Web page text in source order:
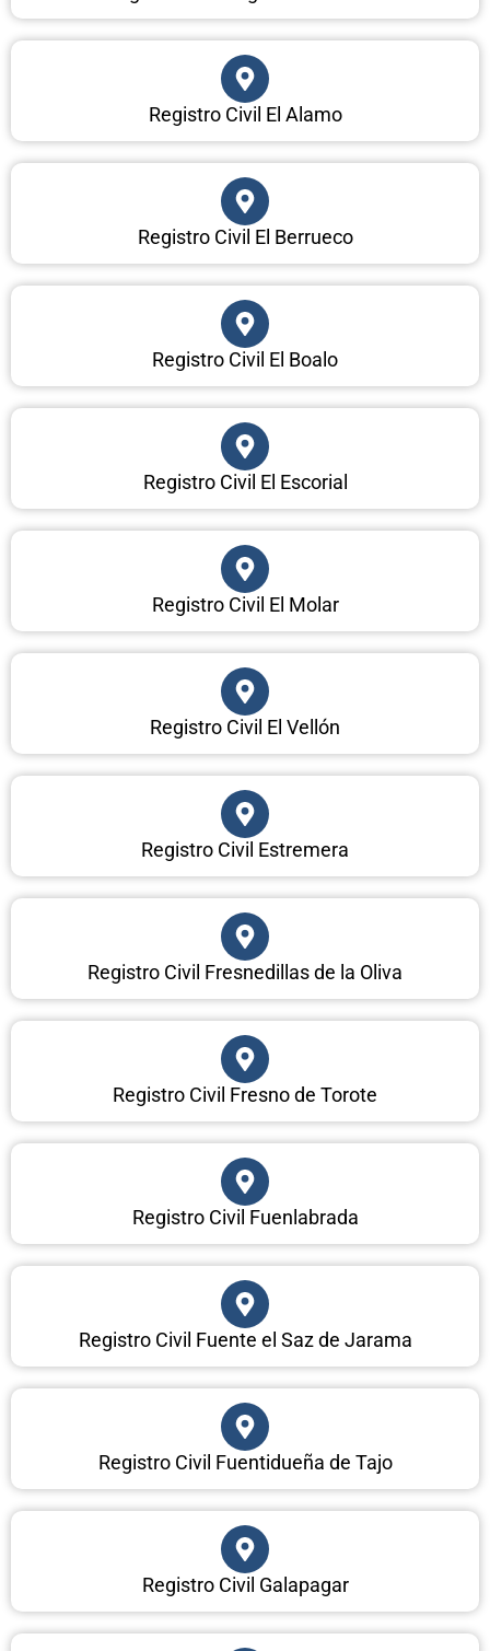
Registro Civil El Alamo
Registro Civil El Berrueco
Registro Civil El Boalo
Registro Civil El Escorial
Registro Civil El Molar
Registro Civil El Vellón
Registro Civil Estremera
Registro Civil Fresnedillas de la Oliva
Registro Civil Fresno de Torote
Registro Civil Fuenlabrada
Registro Civil Fuente el Saz de Jarama
Registro Civil Fuentidueña de Tajo
Registro Civil Galapagar